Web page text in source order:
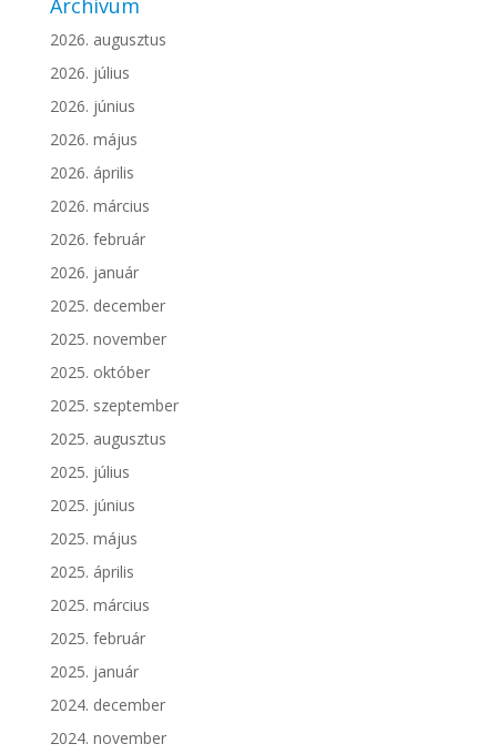
Archívum
2026. augusztus
2026. július
2026. június
2026. május
2026. április
2026. március
2026. február
2026. január
2025. december
2025. november
2025. október
2025. szeptember
2025. augusztus
2025. július
2025. június
2025. május
2025. április
2025. március
2025. február
2025. január
2024. december
2024. november